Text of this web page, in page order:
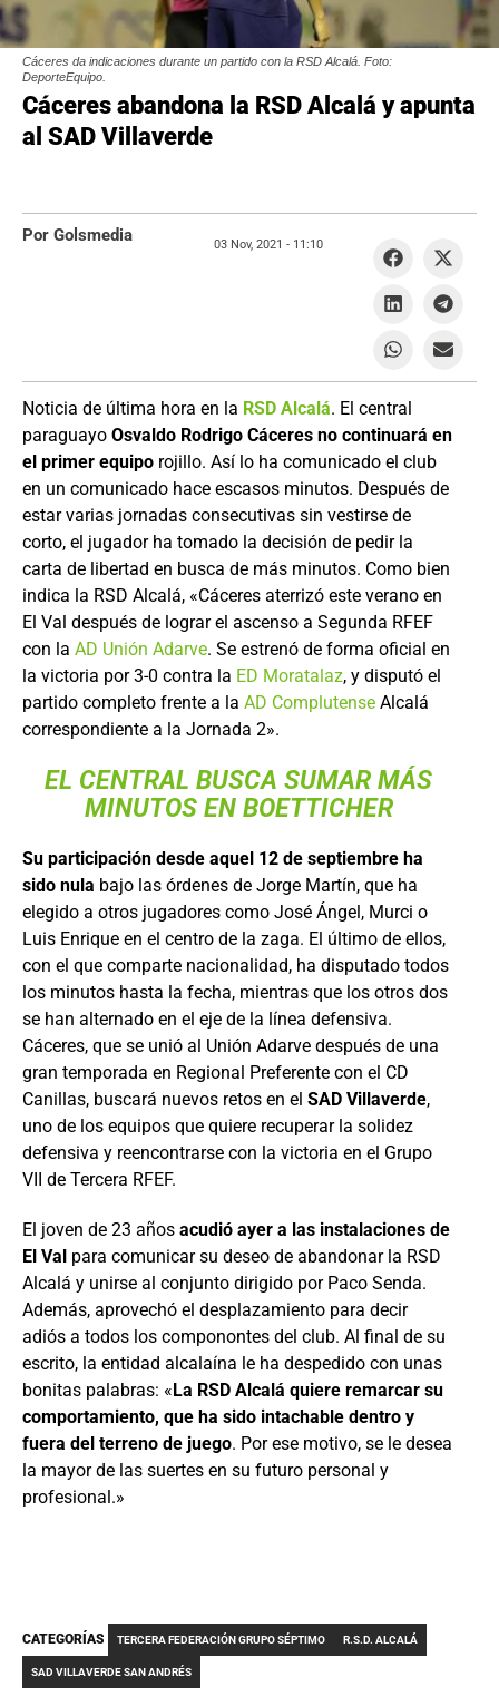
Cáceres da indicaciones durante un partido con la RSD Alcalá. Foto:
DeporteEquipo.
Cáceres abandona la RSD Alcalá y apunta
al SAD Villaverde
Noticia de última hora en la RSD Alcalá. El central
paraguayo Osvaldo Rodrigo Cáceres no continuará en
el primer equipo rojillo. Así lo ha comunicado el club
en un comunicado hace escasos minutos. Después de
estar varias jornadas consecutivas sin vestirse de
corto, el jugador ha tomado la decisión de pedir la
carta de libertad en busca de más minutos. Como bien
indica la RSD Alcalá, «Cáceres aterrizó este verano en
El Val después de lograr el ascenso a Segunda RFEF
con la AD Unión Adarve. Se estrenó de forma oficial en
la victoria por 3-0 contra la ED Moratalaz, y disputó el
partido completo frente a la AD Complutense Alcalá
correspondiente a la Jornada 2».
EL CENTRAL BUSCA SUMAR MÁS
MINUTOS EN BOETTICHER
Su participación desde aquel 12 de septiembre ha
sido nula bajo las órdenes de Jorge Martín, que ha
elegido a otros jugadores como José Ángel, Murci o
Luis Enrique en el centro de la zaga. El último de ellos,
con el que comparte nacionalidad, ha disputado todos
los minutos hasta la fecha, mientras que los otros dos
se han alternado en el eje de la línea defensiva.
Cáceres, que se unió al Unión Adarve después de una
gran temporada en Regional Preferente con el CD
Canillas, buscará nuevos retos en el SAD Villaverde,
uno de los equipos que quiere recuperar la solidez
defensiva y reencontrarse con la victoria en el Grupo
VII de Tercera RFEF.
El joven de 23 años acudió ayer a las instalaciones de
El Val para comunicar su deseo de abandonar la RSD
Alcalá y unirse al conjunto dirigido por Paco Senda.
Además, aprovechó el desplazamiento para decir
adiós a todos los componontes del club. Al final de su
escrito, la entidad alcalaína le ha despedido con unas
bonitas palabras: «La RSD Alcalá quiere remarcar su
comportamiento, que ha sido intachable dentro y
fuera del terreno de juego. Por ese motivo, se le desea
la mayor de las suertes en su futuro personal y
profesional.»
Por Golsmedia 03 Nov, 2021 - 11:10
CATEGORÍAS TERCERA FEDERACIÓN GRUPO SÉPTIMO R.S.D. ALCALÁ
SAD VILLAVERDE SAN ANDRÉS